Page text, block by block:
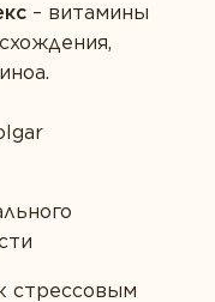
– витамины
стрессовым